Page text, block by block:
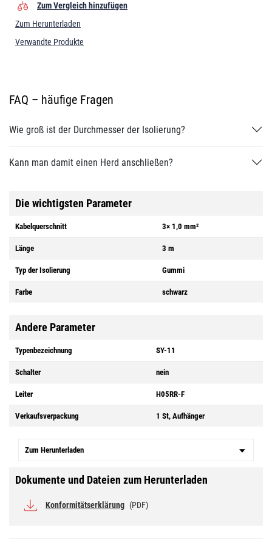
Zum Vergleich hinzufügen
Zum Herunterladen
Verwandte Produkte
FAQ – häufige Fragen
Wie groß ist der Durchmesser der Isolierung?
Kann man damit einen Herd anschließen?
Die wichtigsten Parameter
Kabelquerschnitt 3× 1,0 mm²
Länge 3 m
Typ der Isolierung Gummi
Farbe schwarz
Andere Parameter
Typenbezeichnung SY-11
Schalter nein
Leiter H05RR-F
Verkaufsverpackung 1 St, Aufhänger
Zum Herunterladen
Dokumente und Dateien zum Herunterladen
Konformitätserklärung (PDF)